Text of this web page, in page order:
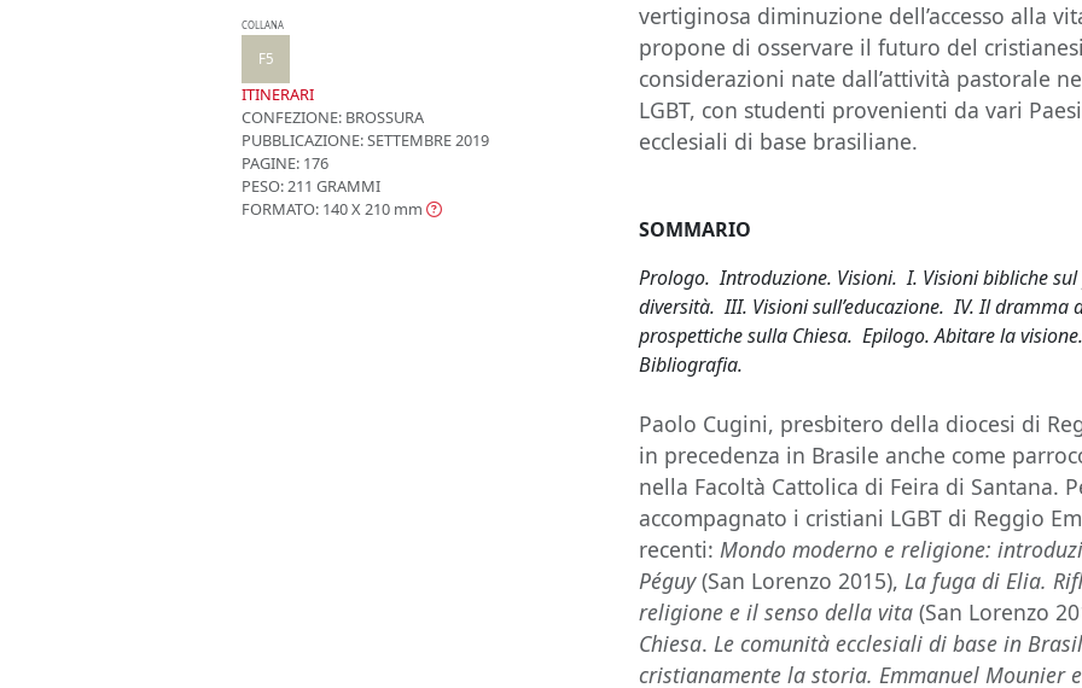
COLLANA
F5
ITINERARI
CONFEZIONE: BROSSURA
PUBBLICAZIONE:SETTEMBRE 2019
PAGINE: 176
PESO: 211 GRAMMI
FORMATO: 140 X 210 mm
vertiginosa diminuzione dell’accesso alla
propone di osservare il futuro del
considerazioni nate dall’attività pastorale
LGBT, con studenti provenienti da vari
ecclesiali di base brasiliane.
SOMMARIO
Prologo. Introduzione. Visioni. I. Visioni bibliche
diversità. III. Visioni sull’educazione. IV. Il dramma
prospettiche sulla Chiesa. Epilogo. Abitare la
Bibliografia.
Paolo Cugini, presbitero della diocesi di
in precedenza in Brasile anche come
nella Facoltà Cattolica di Feira di Santana.
accompagnato i cristiani LGBT di Reggio
recenti:Mondo moderno e religione:
Péguy(San Lorenzo 2015),La fuga di Elia.
religione e il senso della vita(San Lorenzo
Chiesa.Le comunità ecclesiali di base in
cristianamente la storia. Emmanuel